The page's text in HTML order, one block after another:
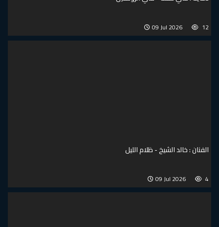
09 Jul
- ظلام الليل
09